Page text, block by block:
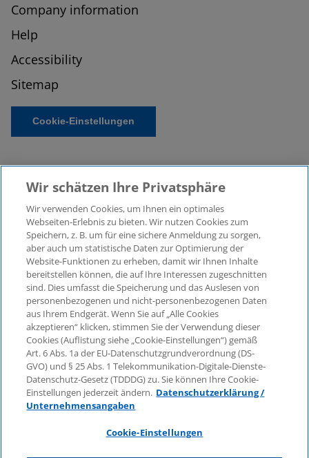
Company information
Help
Accessibility
Sitemap
Cookie-Einstellungen
© 2026 KPMG Law Rechtsanwaltsgesellschaft mbH,
associated with KPMG AG
Wirtschaftsprüfungsgesellschaft, a public limited
company under German law and a member of the
global KPMG organisation of independent member
firms affiliated with KPMG International Limited, a
Private English Company Limited by Guarantee. All
rights reserved. For more details on the structure of
KPMG’s global organisation, please visit
https://home.kpmg/governance.
KPMG International does not provide services to
clients. No member firm is authorised to bind or
Wir schätzen Ihre Privatsphäre
Wir verwenden Cookies, um Ihnen ein optimales
Webseiten-Erlebnis zu bieten. Wir nutzen Cookies zum
Speichern, z. B. um für eine sichere Anmeldung zu sorgen,
aber auch um statistische Daten zur Optimierung der
Website-Funktionen zu erheben, damit wir Ihnen Inhalte
bereitstellen können, die auf Ihre Interessen zugeschnitten
sind. Dies umfasst die Speicherung und das Auslesen von
personenbezogenen und nicht-personenbezogenen Daten
aus Ihrem Endgerät. Wenn Sie auf „Alle Cookies
akzeptieren“ klicken, stimmen Sie der Verwendung dieser
Cookies (Auflistung siehe „Cookie-Einstellungen“) gemäß
Art. 6 Abs. 1a der EU-Datenschutzgrundverordnung (DS-
GVO) und § 25 Abs. 1 Telekommunikation-Digitale-Dienste-
Datenschutz-Gesetz (TDDDG) zu. Sie können Ihre Cookie-
Einstellungen jederzeit ändern. Datenschutzerklärung /
Unternehmensangaben
Cookie-Einstellungen